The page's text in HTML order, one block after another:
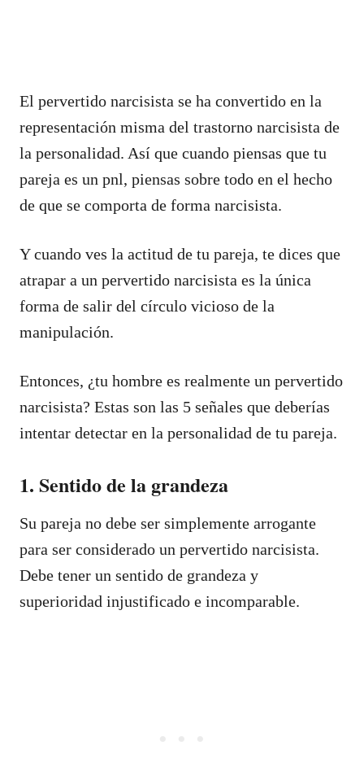
El pervertido narcisista se ha convertido en la
representación misma del trastorno narcisista de
la personalidad. Así que cuando piensas que tu
pareja es un pnl, piensas sobre todo en el hecho
de que se comporta de forma narcisista.
Y cuando ves la actitud de tu pareja, te dices que
atrapar a un pervertido narcisista es la única
forma de salir del círculo vicioso de la
manipulación.
Entonces, ¿tu hombre es realmente un pervertido
narcisista? Estas son las 5 señales que deberías
intentar detectar en la personalidad de tu pareja.
1. Sentido de la grandeza
Su pareja no debe ser simplemente arrogante
para ser considerado un pervertido narcisista.
Debe tener un sentido de grandeza y
superioridad injustificado e incomparable.